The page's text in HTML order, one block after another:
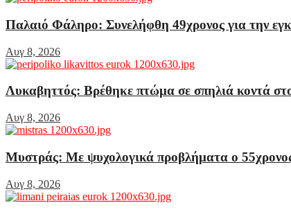
Παλαιό Φάληρο: Συνελήφθη 49χρονος για την
Αυγ 8, 2026
Λυκαβηττός: Βρέθηκε πτώμα σε σπηλιά κοντά
Αυγ 8, 2026
Μυστράς: Με ψυχολογικά προβλήματα ο
Αυγ 8, 2026